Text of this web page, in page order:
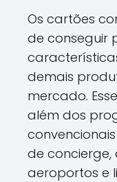
Os cartões
de conseguir
demais
mercado.
além dos
de concierge,
aeroportos e